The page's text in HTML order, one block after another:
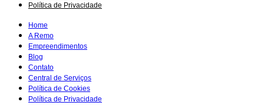
Política de Privacidade
Home
A Remo
Empreendimentos
Blog
Contato
Central de Serviços
Política de Cookies
Política de Privacidade